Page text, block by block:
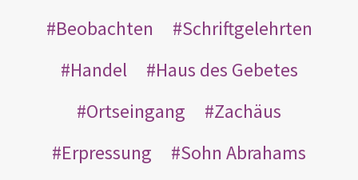
Beobachten
Schriftgelehrten
Handel
Haus des Gebetes
Ortseingang
Zachäus
Erpressung
Sohn Abrahams